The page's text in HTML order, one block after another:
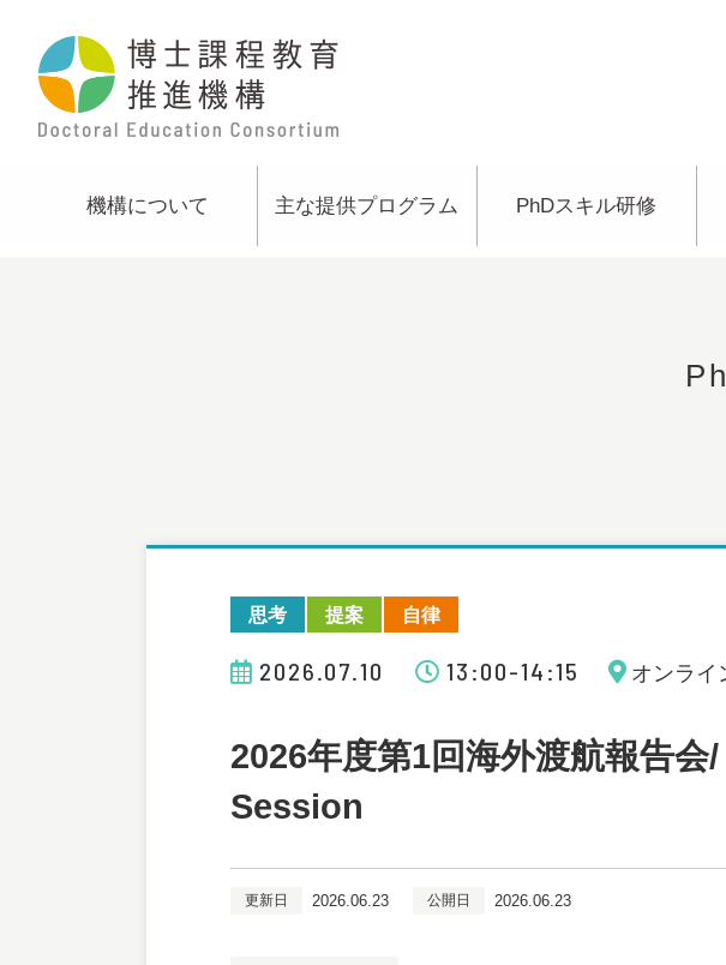
機構について 主な提供プログラム PhDスキル研修
思考 提案 自律
2026.07.10 13:00-14:15 オンライ
2026年度第1回海外渡航報告
Session
更新日 2026.06.23 公開日 2026.06.23